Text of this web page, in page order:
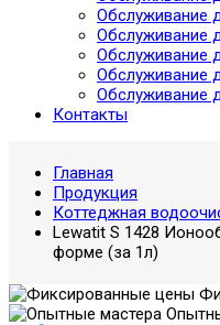
Обслуживание
Обслуживание
Обслуживание
Обслуживание
Обслуживание
Контакты
Главная
Продукция
Коттеджная
Lewatit S 1428
форме (за 1л)